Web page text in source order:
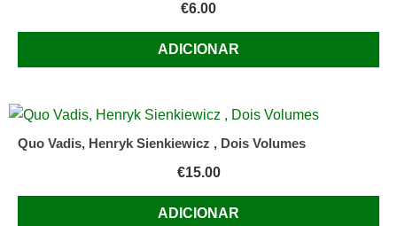
€6.00
ADICIONAR
Quo Vadis, Henryk Sienkiewicz , Dois Volumes
€15.00
ADICIONAR